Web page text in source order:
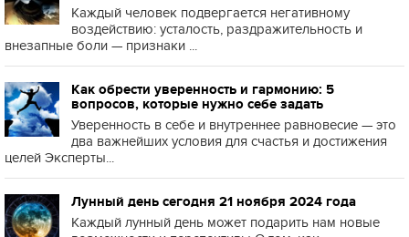
Каждый человек подвергается негативному
воздействию: усталость, раздражительность и
внезапные боли — признаки ...
Как обрести уверенность и гармонию: 5
вопросов, которые нужно себе задать
Уверенность в себе и внутреннее равновесие — это
два важнейших условия для счастья и достижения
целей Эксперты...
Лунный день сегодня 21 ноября 2024 года
Каждый лунный день может подарить нам новые